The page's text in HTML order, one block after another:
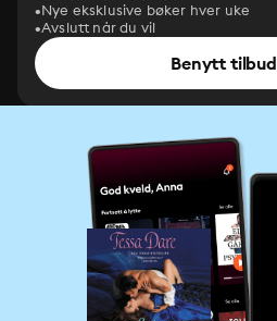
Nye eksklusive bøker hver uke
Avslutt når du vil
Benytt tilbud